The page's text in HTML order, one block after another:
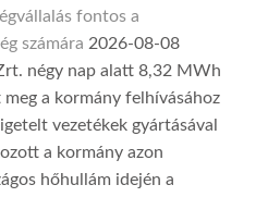
fontos a
számára 2026-08-08
négy nap alatt 8,32 MWh
a kormány felhívásához
vezetékek gyártásával
a kormány azon
hőhullám idején a